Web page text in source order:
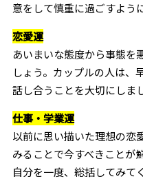
意をして慎重に過ごすよう
恋愛運
あいまいな態度から事態を
しょう。カップルの人は、
話し合うことを大切にしま
仕事・学業運
以前に思い描いた理想の恋
みることで今すべきことが
自分を一度、総括してみて